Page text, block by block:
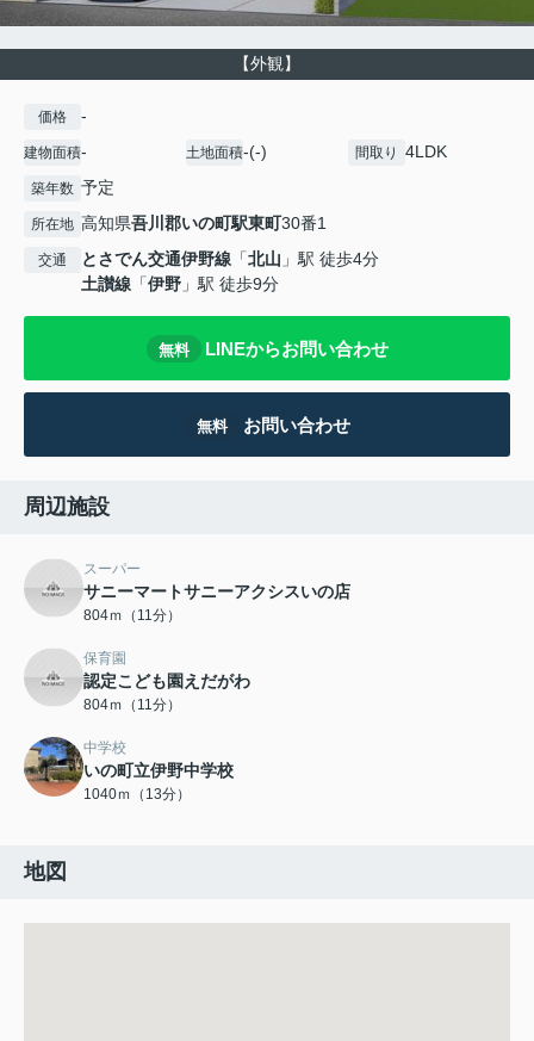
【外観】
価格 -
建物面積- 土地面積-(-) 間取り 4LDK
築年数 予定
所在地 高知県吾川郡いの町駅東町30番1
交通 とさでん交通伊野線 「北山 」駅 徒歩4分
土讃線 「伊野 」駅 徒歩9分
無料 LINEからお問い合わせ
無料 お問い合わせ
周辺施設
スーパー
サニーマートサニーアクシスいの店
804ｍ（11分）
保育園
認定こども園えだがわ
804ｍ（11分）
中学校
いの町立伊野中学校
1040ｍ（13分）
地図